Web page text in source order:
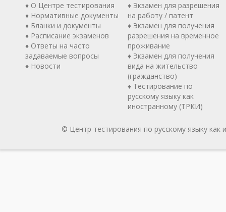
♦ О Центре тестирования
♦ Нормативные документы
♦ Бланки и документы
♦ Расписание экзаменов
♦ Ответы на часто
задаваемые вопросы
♦ Новости
♦ Экзамен для разрешения
на работу / патент
♦ Экзамен для получения
разрешения на временное
проживание
♦ Экзамен для получения
вида на жительство
(гражданство)
♦ Тестирование по
русскому языку как
иностранному (ТРКИ)
© Центр тестирования по русскому языку как